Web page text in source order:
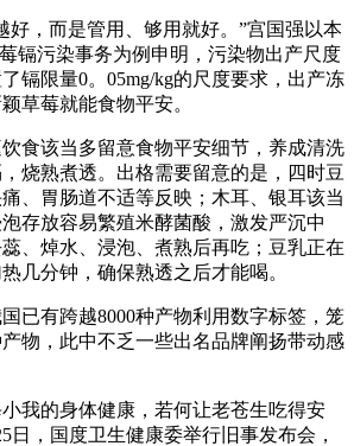
，而是管用、够用就好。”宫国强以本
镉污染事务为例申明，污染物出产尺度
镉限量0。05mg/kg的尺度要求，出产冻
草莓就能食物平安。
该当多留意食物平安细节，养成清洗
烧熟煮透。出格需要留意的是，四时豆
、胃肠道不适等反映；木耳、银耳该当
存放容易繁殖米酵菌酸，激发严沉中
、焯水、浸泡、煮熟后再吃；豆乳正在
几分钟，确保熟透之后才能喝。
有跨越8000种产物利用数字标签，笼
物，此中不乏一些出名品牌阐扬带动感
的身体健康，若何让老苍生吃得安
日，国度卫生健康委举行旧事发布会，